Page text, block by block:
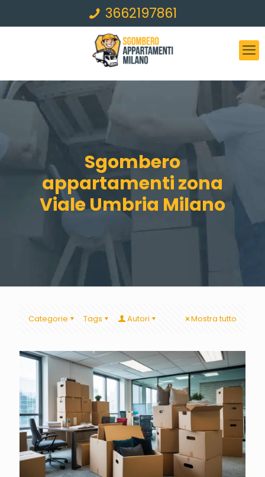
3662197861
Sgombero
appartamenti zona
Viale Umbria Milano
Categorie Tags Autori Mostra tutto